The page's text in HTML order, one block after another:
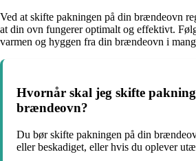
Ved at skifte pakningen på din brændeovn
at din ovn fungerer optimalt og effektivt.
varmen og hyggen fra din brændeovn i
Hvornår skal jeg skifte
brændeovn?
Du bør skifte pakningen på din
eller beskadiget, eller hvis du oplever